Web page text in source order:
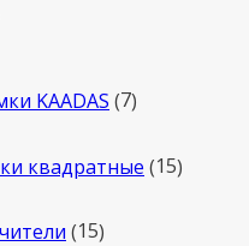
KAADAS 77
квадратные 1515
1515